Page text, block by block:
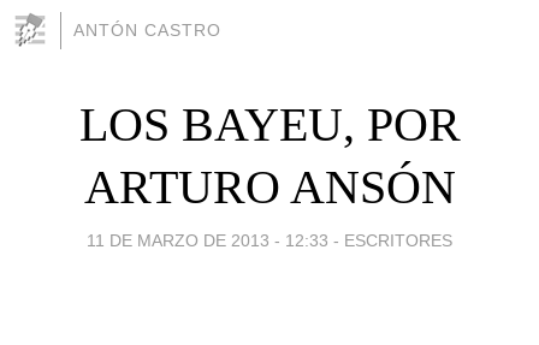
ANTÓN CASTRO
LOS BAYEU, POR
ARTURO ANSÓN
11 DE MARZO DE 2013 - 12:33 - ESCRITORES